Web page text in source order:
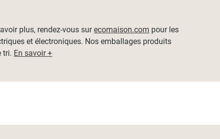
plus, rendez-vous surecomaison.com pour les
et électroniques. Nos emballages produits
tri. En savoir +